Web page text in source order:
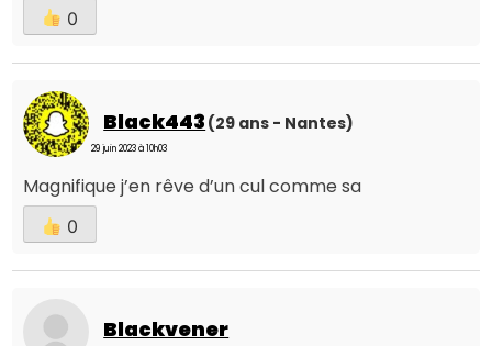
0
Black443 (29 ans - Nantes)
29 juin 2023 à 10h03
Magnifique j’en rêve d’un cul comme sa
0
Blackvener